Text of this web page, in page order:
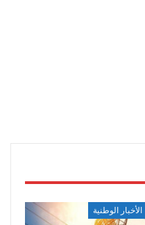
الأخبار الوطنية